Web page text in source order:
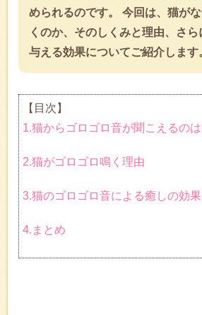
められるのです。 今回は、猫が
くのか、そのしくみと理由、さ
与える効果についてご紹介します
【目次】
1.猫からゴロゴロ音が聞こえるのは
2.猫がゴロゴロ鳴く理由
3.猫のゴロゴロ音による癒しの効果
4.まとめ